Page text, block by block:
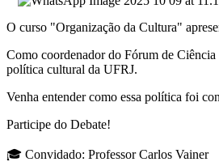
O curso "Organização da Cultura"
Como coordenador do Fórum de
política cultural da UFRJ.
Venha entender como essa política foi
Participe do Debate!
🎓 Convidado: Professor Carlos Vainer